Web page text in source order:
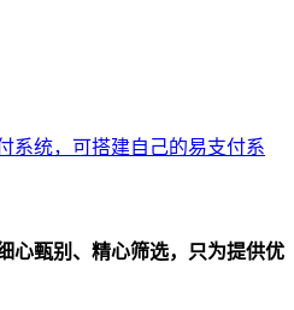
系统，可搭建自己的易支付系
心甄别、精心筛选，只为提供优